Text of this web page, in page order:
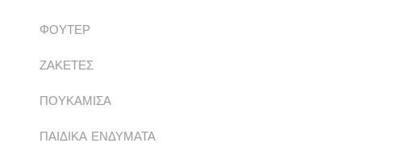
ΦΟΥΤΕΡ
ΖΑΚΕΤΕΣ
ΠΟΥΚΑΜΙΣΑ
ΠΑΙΔΙΚΑ ΕΝΔΥΜΑΤΑ